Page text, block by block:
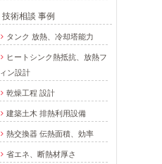
技術相談 事例
タンク 放熱、冷却塔能力
ヒートシンク熱抵抗、放熱フ
ィン設計
乾燥工程 設計
建築土木 排熱利用設備
熱交換器 伝熱面積、効率
省エネ、断熱材厚さ